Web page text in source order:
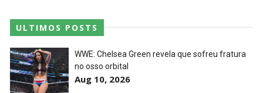
ULTIMOS POSTS
WWE: Chelsea Green revela que sofreu fratura
no osso orbital
Aug 10, 2026